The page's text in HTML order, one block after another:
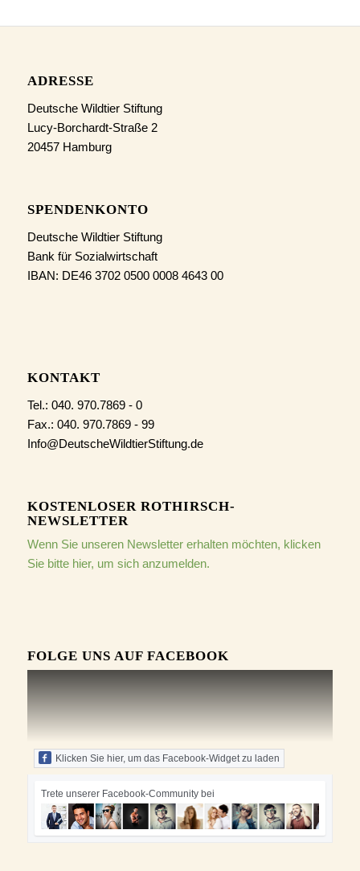
ADRESSE
Deutsche Wildtier Stiftung
Lucy-Borchardt-Straße 2
20457 Hamburg
SPENDENKONTO
Deutsche Wildtier Stiftung
Bank für Sozialwirtschaft
IBAN: DE46 3702 0500 0008 4643 00
KONTAKT
Tel.: 040. 970.7869 - 0
Fax.: 040. 970.7869 - 99
Info@DeutscheWildtierStiftung.de
KOSTENLOSER ROTHIRSCH-
NEWSLETTER
Wenn Sie unseren Newsletter erhalten möchten, klicken
Sie bitte hier, um sich anzumelden.
FOLGE UNS AUF FACEBOOK
Klicken Sie hier, um das Facebook-Widget zu laden
Trete unserer Facebook-Community bei